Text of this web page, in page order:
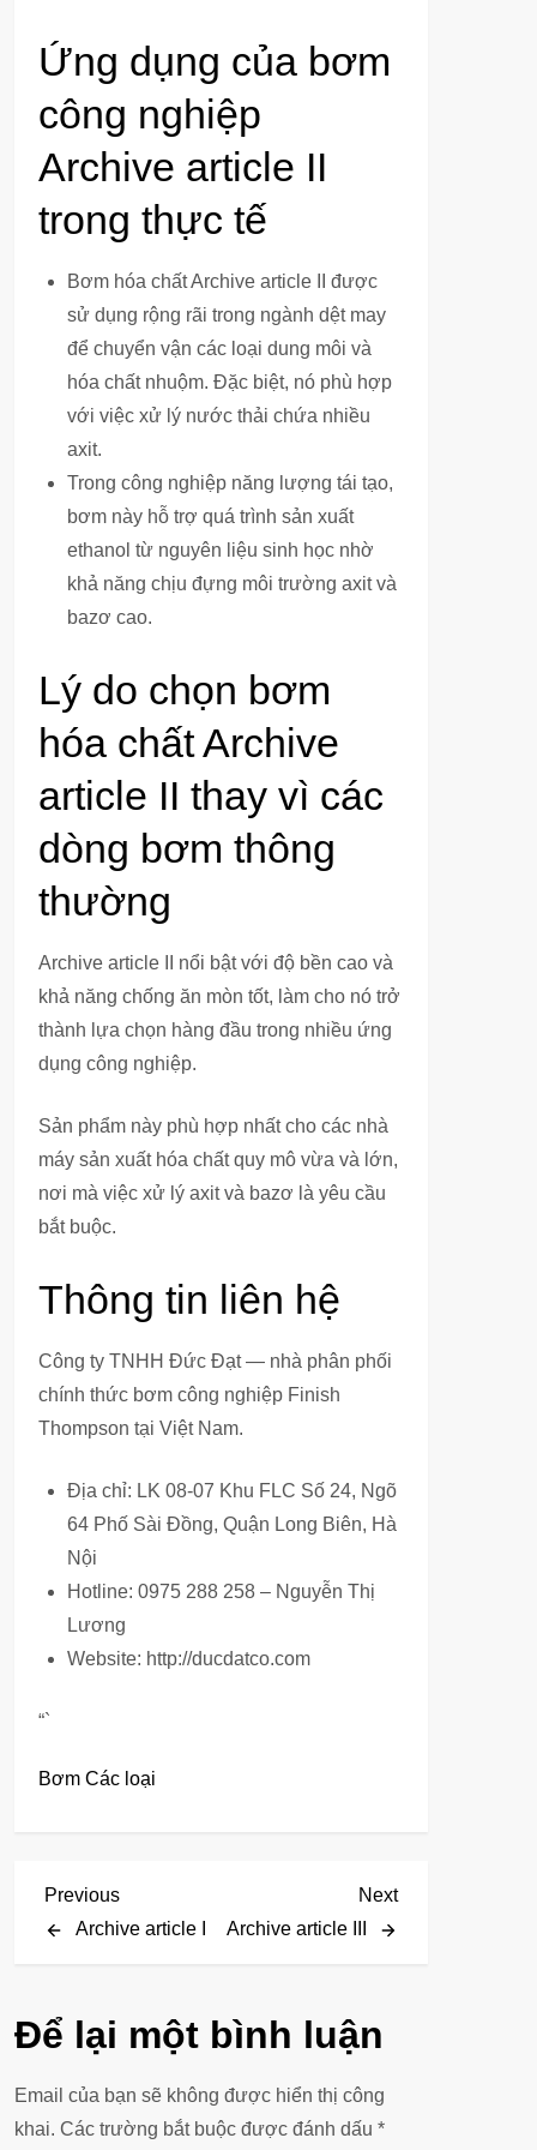
Ứng dụng của bơm
công nghiệp
Archive article II
trong thực tế
Bơm hóa chất Archive article II được
sử dụng rộng rãi trong ngành dệt may
để chuyển vận các loại dung môi và
hóa chất nhuộm. Đặc biệt, nó phù hợp
với việc xử lý nước thải chứa nhiều
axit.
Trong công nghiệp năng lượng tái tạo,
bơm này hỗ trợ quá trình sản xuất
ethanol từ nguyên liệu sinh học nhờ
khả năng chịu đựng môi trường axit và
bazơ cao.
Lý do chọn bơm
hóa chất Archive
article II thay vì các
dòng bơm thông
thường
Archive article II nổi bật với độ bền cao và
khả năng chống ăn mòn tốt, làm cho nó trở
thành lựa chọn hàng đầu trong nhiều ứng
dụng công nghiệp.
Sản phẩm này phù hợp nhất cho các nhà
máy sản xuất hóa chất quy mô vừa và lớn,
nơi mà việc xử lý axit và bazơ là yêu cầu
bắt buộc.
Thông tin liên hệ
Công ty TNHH Đức Đạt — nhà phân phối
chính thức bơm công nghiệp Finish
Thompson tại Việt Nam.
Địa chỉ: LK 08-07 Khu FLC Số 24, Ngõ
64 Phố Sài Đồng, Quận Long Biên, Hà
Nội
Hotline: 0975 288 258 – Nguyễn Thị
Lương
Website: http://ducdatco.com
“`
Bơm Các loại
Đ
ề
u
h
Previous
Post
Previous
Archive article I
Next
Next
Archive article III
Để lại một bình luận
Email của bạn sẽ không được hiển thị công
khai. Các trường bắt buộc được đánh dấu *